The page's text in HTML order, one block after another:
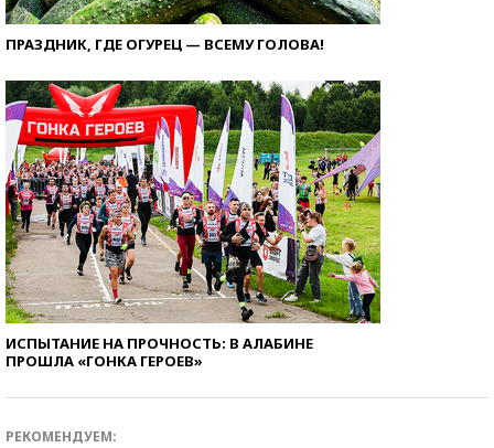
ПРАЗДНИК, ГДЕ ОГУРЕЦ — ВСЕМУ ГОЛОВА!
ИСПЫТАНИЕ НА ПРОЧНОСТЬ: В АЛАБИНЕ
ПРОШЛА «ГОНКА ГЕРОЕВ»
РЕКОМЕНДУЕМ: